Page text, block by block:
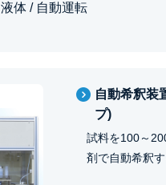
液体 / 自動運転
自動希釈装
プ)
試料を100～
剤で自動希釈す